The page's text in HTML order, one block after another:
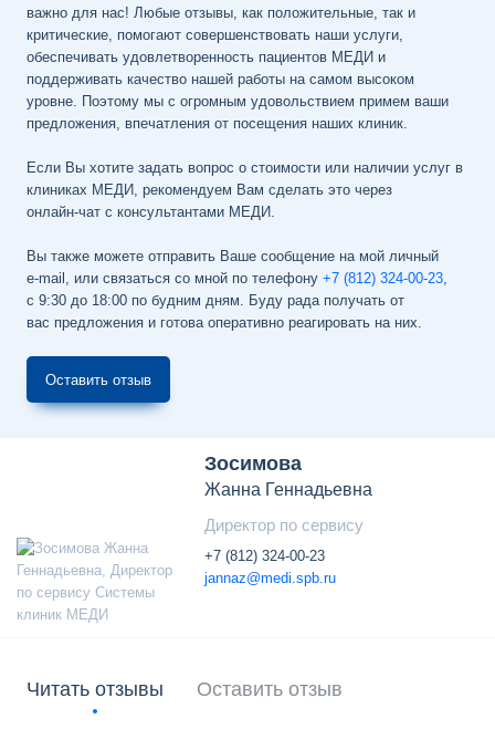
важно для нас! Любые отзывы, как положительные, так и
критические, помогают совершенствовать наши услуги,
обеспечивать удовлетворенность пациентов МЕДИ и
поддерживать качество нашей работы на самом высоком
уровне. Поэтому мы с огромным удовольствием примем ваши
предложения, впечатления от посещения наших клиник.
Если Вы хотите задать вопрос о стоимости или наличии услуг в
клиниках МЕДИ, рекомендуем Вам сделать это через
онлайн-чат с консультантами МЕДИ.
Вы также можете отправить Ваше сообщение на мой личный
e-mail , или связаться со мной по телефону +7 (812) 324-00-23,
с 9:30 до 18:00 по будним дням. Буду рада получать от
вас предложения и готова оперативно реагировать на них.
Оставить отзыв
Зосимова
Жанна Геннадьевна
Директор по сервису
+7 (812) 324-00-23
jannaz@medi.spb.ru
Читать отзывы Оставить отзыв